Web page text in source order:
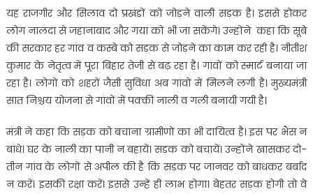
यह राजगीर और सिलाव दो प्रखंडों को जोड़ने वाली सड़क है। इससे होकर
लोग नालंदा से जहानाबाद और गया को भी जा सकेंगे। उन्होंने कहा कि सूबे
की सरकार हर गांव व कस्बे को सड़क से जोड़ने का काम कर रही है। नीतीश
कुमार के नेतृत्व में पूरा बिहार तेजी से बढ़ रहा है। गांवों को स्मार्ट बनाया जा
रहा है। लोगों को शहरों जैसी सुविधा अब गांवों में मिलने लगी है। मुख्यमंत्री
सात निश्चय योजना से गांवों में पक्की नाली व गली बनायी गयी है।
मंत्री ने कहा कि सड़क को बचाना ग्रामीणों का भी दायित्व है। इस पर भैंस न
बांधे। घर के नाली का पानी न बहायें। सड़क को बचायें। उन्होंने खासकर दो-
तीन गांव के लोगों से अपील की है कि सड़क पर जानवर को बांधकर बर्बाद
न करें। इसकी रक्षा करें। इससे उन्हें ही लाभ होगा। बेहतर सड़क होगी तो वे